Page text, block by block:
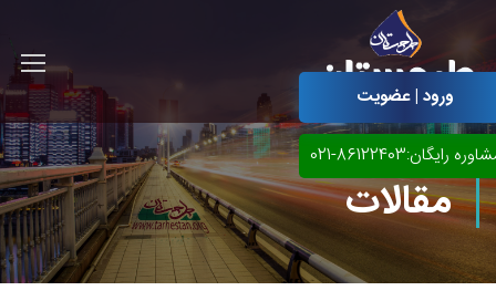
ورود | عضویت
رایگان:86122403-021
مقالات